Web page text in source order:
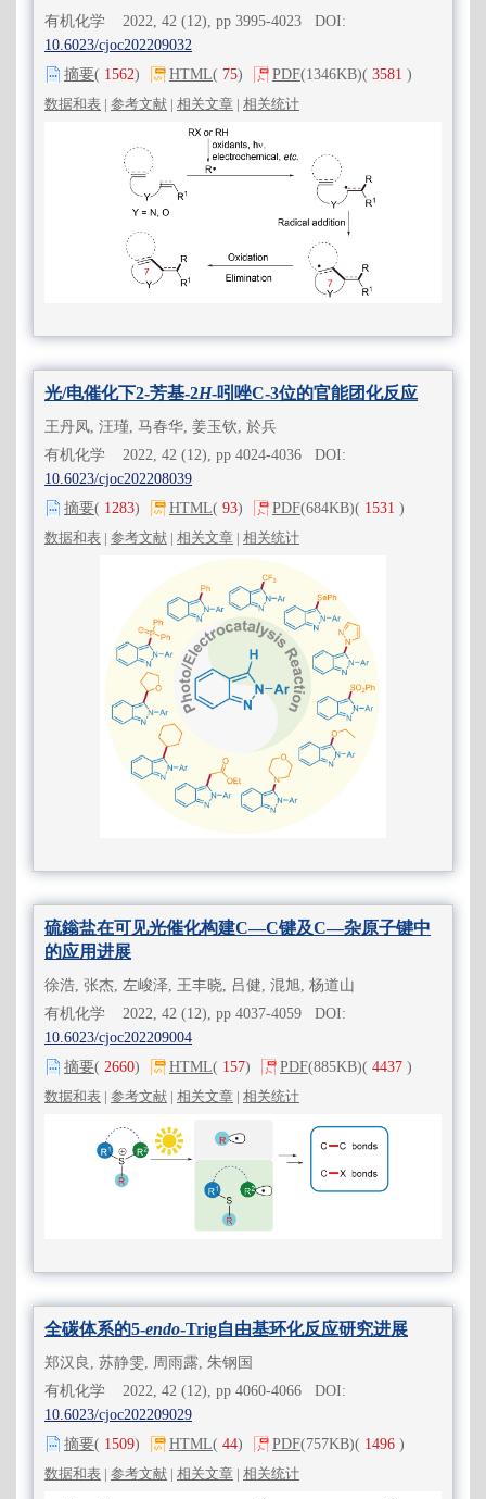
有机化学 2022, 42 (12), pp 3995-4023 DOI:
10.6023/cjoc202209032
摘要( 1562) HTML( 75) PDF(1346KB)( 3581 )
数据和表 | 参考文献 | 相关文章 | 相关统计
光/电催化下2-芳基-2H-吲唑C-3位的官能团化反应
王丹凤, 汪瑾, 马春华, 姜玉钦, 於兵
有机化学 2022, 42 (12), pp 4024-4036 DOI:
10.6023/cjoc202208039
摘要( 1283) HTML( 93) PDF(684KB)( 1531 )
数据和表 | 参考文献 | 相关文章 | 相关统计
硫鎓盐在可见光催化构建C—C键及C—杂原子键中
的应用进展
徐浩, 张杰, 左峻泽, 王丰晓, 吕健, 混旭, 杨道山
有机化学 2022, 42 (12), pp 4037-4059 DOI:
10.6023/cjoc202209004
摘要( 2660) HTML( 157) PDF(885KB)( 4437 )
数据和表 | 参考文献 | 相关文章 | 相关统计
全碳体系的5-endo-Trig自由基环化反应研究进展
郑汉良, 苏静雯, 周雨露, 朱钢国
有机化学 2022, 42 (12), pp 4060-4066 DOI:
10.6023/cjoc202209029
摘要( 1509) HTML( 44) PDF(757KB)( 1496 )
数据和表 | 参考文献 | 相关文章 | 相关统计